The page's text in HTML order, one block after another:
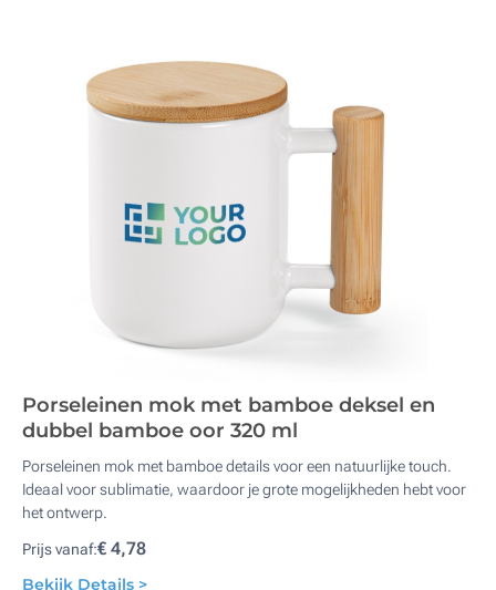
Porseleinen mok met bamboe deksel en
dubbel bamboe oor 320 ml
Porseleinen mok met bamboe details voor een natuurlijke touch.
Ideaal voor sublimatie, waardoor je grote mogelijkheden hebt voor
het ontwerp.
Prijs vanaf:€ 4,78
Bekijk Details >